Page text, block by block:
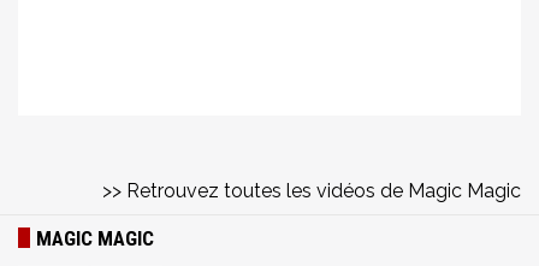
>> Retrouvez toutes les vidéos de Magic Magic
MAGIC MAGIC